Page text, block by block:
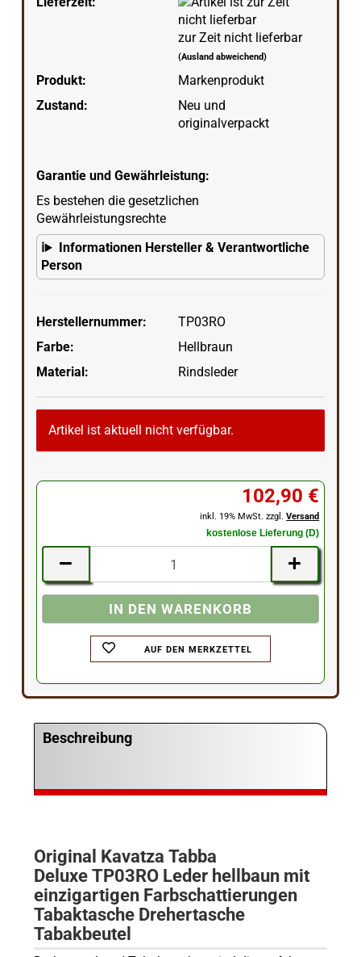
zur Zeit nicht lieferbar
(Ausland abweichend)
Produkt:
Markenprodukt
Zustand:
Neu und
originalverpackt
Garantie und Gewährleistung:
Es bestehen die gesetzlichen
Gewährleistungsrechte
Informationen Hersteller & Verantwortliche
Person
Herstellernummer:
TP03RO
Farbe:
Hellbraun
Material:
Rindsleder
Artikel ist aktuell nicht verfügbar.
102,90 €
inkl. 19% MwSt. zzgl.Versand
kostenlose Lieferung (D)
AUF DEN MERKZETTEL
Beschreibung
Original Kavatza Tabba
Deluxe TP03RO Leder hellbaun mit
einzigartigen Farbschattierungen
Tabaktasche Drehertasche
Tabakbeutel